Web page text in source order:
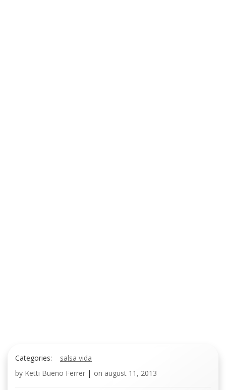
Categories:
salsa vida
by Ketti Bueno Ferrer | on august 11, 2013